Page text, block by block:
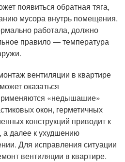
появиться обратная тяга,
мусора внутрь помещения.
работала, должно
правило — температура
вентиляции в квартире
оказаться
«недышашие»
окон, герметичных
конструкций приводит к
далее к ухудшению
Для исправления ситуации
вентиляции в квартире.